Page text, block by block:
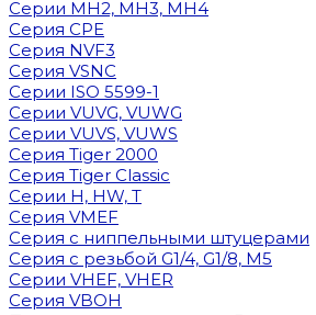
Cерии MH2, MH3, MH4
Cерия CPE
Серия NVF3
Серия VSNC
Серии ISO 5599-1
Серии VUVG, VUWG
Серии VUVS, VUWS
Серия Tiger 2000
Серия Tiger Classic
Серии H, HW, T
Серия VMEF
Серия с ниппельными штуцерами
Серия с резьбой G1/4, G1/8, М5
Серии VHEF, VHER
Серия VBOH